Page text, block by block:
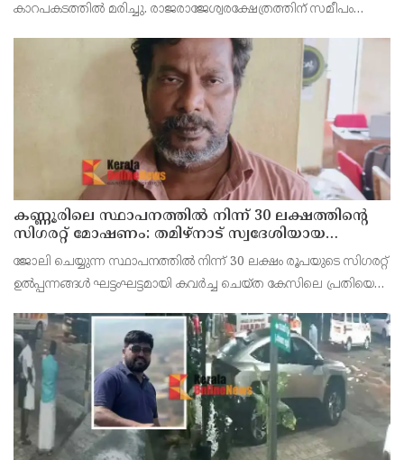
കാറപകടത്തില്‍ മരിച്ചു. രാജരാജേശ്വരക്ഷേത്രത്തിന് സമീപം
കണ്ണൂരിലെ സ്ഥാപനത്തിൽ നിന്ന് 30 ലക്ഷത്തിന്റെ
സിഗരറ്റ് മോഷണം: തമിഴ്‌നാട് സ്വദേശിയായ
സെയിൽസ്മാൻ തെങ്കാശിയിൽ പിടിയിൽ
ജോലി ചെയ്യുന്ന സ്ഥാപനത്തിൽ നിന്ന് 30 ലക്ഷം രൂപയുടെ സിഗരറ്റ്
ഉൽപ്പന്നങ്ങൾ ഘട്ടംഘട്ടമായി കവർച്ച ചെയ്ത കേസിലെ പ്രതിയെ
സ്വദേശിയായ വേൽമുരുകൻ (40) ആണ